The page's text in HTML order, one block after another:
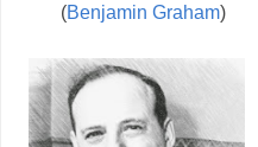
(Benjamin Graham)